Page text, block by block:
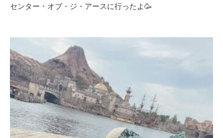
センター・オブ・ジ・アースに行ったよ🥳